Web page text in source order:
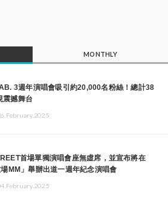
MONTHLY
3週年演唱會吸引約20,000名粉絲！總計38
震撼舞台
首場單獨演唱會座無虛席，並宣布將在
場MM」舉辦出道一週年紀念演唱會